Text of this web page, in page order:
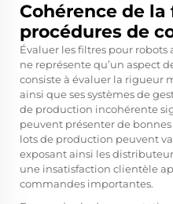
Cohérence de
procédures de
Évaluer les filtres pour
ne représente qu’un aspect
consiste à évaluer la rigueur
ainsi que ses systèmes de
de production incohérente
peuvent présenter de
lots de production peuvent
exposant ainsi les
une insatisfaction clientèle
commandes importantes.